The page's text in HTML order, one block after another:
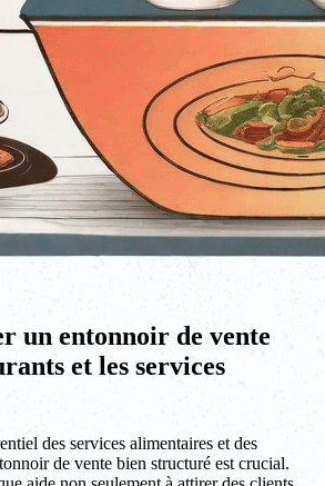
un entonnoir de vente
et les services
des services alimentaires et des
de vente bien structuré est crucial.